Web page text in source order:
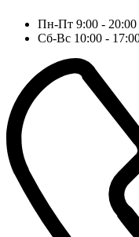
Пн-Пт 9:00 - 20:00
Сб-Вс 10:00 -